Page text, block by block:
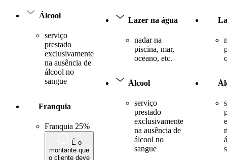
Álcool
serviço
prestado
exclusivamente
na ausência de
álcool no
sangue
Franquia
Franquia 25%
É o
montante que
o cliente deve
Lazer na água
nadar na
piscina, mar,
oceano, etc.
Álcool
serviço
prestado
exclusivamente
na ausência de
álcool no
sangue